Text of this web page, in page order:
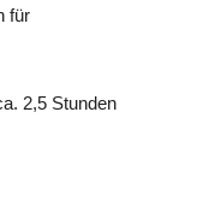
für
2,5 Stunden